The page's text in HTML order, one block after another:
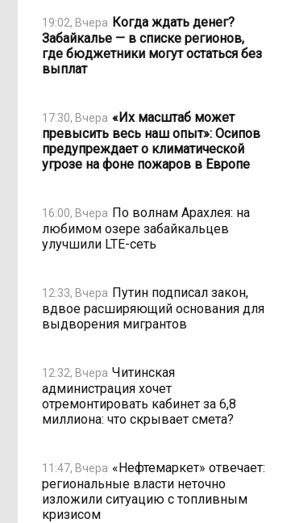
19:02, Вчера Когда ждать денег?
Забайкалье — в списке регионов,
где бюджетники могут остаться без
выплат
17:30, Вчера «Их масштаб может
превысить весь наш опыт»: Осипов
предупреждает о климатической
угрозе на фоне пожаров в Европе
16:00, Вчера По волнам Арахлея: на
любимом озере забайкальцев
улучшили LTE-сеть
12:33, Вчера Путин подписал закон,
вдвое расширяющий основания для
выдворения мигрантов
12:32, Вчера Читинская
администрация хочет
отремонтировать кабинет за 6,8
миллиона: что скрывает смета?
11:47, Вчера «Нефтемаркет» отвечает:
региональные власти неточно
изложили ситуацию с топливным
кризисом